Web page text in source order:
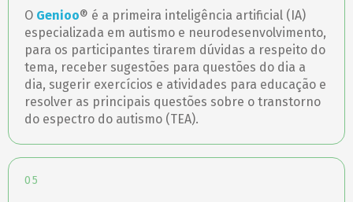
O Genioo® é a primeira inteligência artificial (IA)
especializada em autismo e neurodesenvolvimento,
para os participantes tirarem dúvidas a respeito do
tema, receber sugestões para questões do dia a
dia, sugerir exercícios e atividades para educação e
resolver as principais questões sobre o transtorno
do espectro do autismo (TEA).
05